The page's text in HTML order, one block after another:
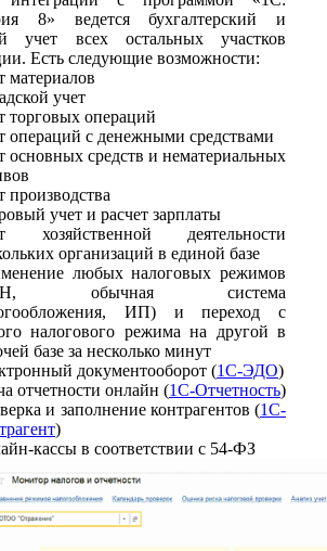
8» ведется бухгалтерский и
учет всех остальных участков
Есть следующие возможности:
материалов
учет
торговых операций
операций с денежными средствами
основных средств и нематериальных
производства
учет и расчет зарплаты
хозяйственной деятельности
организаций в единой базе
любых налоговых режимов
обычная система
ИП) и переход с
налогового режима на другой в
базе за несколько минут
документооборот (1С-ЭДО)
отчетности онлайн (1С-Отчетность)
и заполнение контрагентов (1С-
)
кассы в соответствии с 54-ФЗ